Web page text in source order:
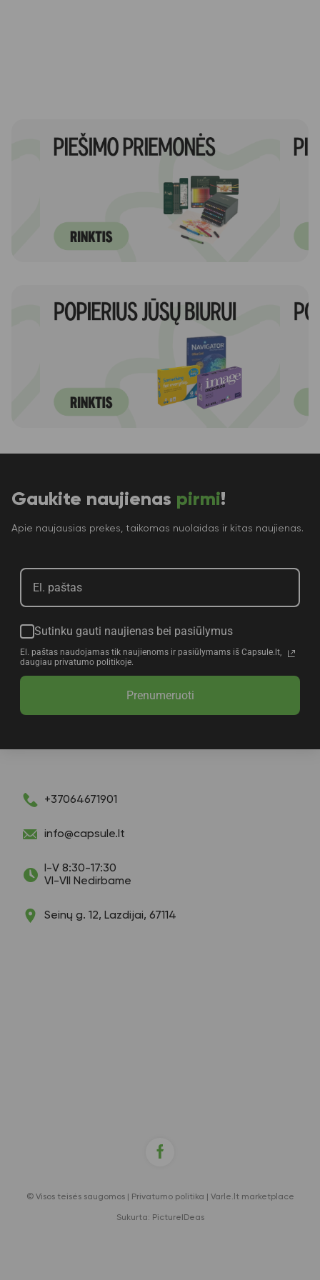
Gaukite naujienas pirmi!
Apie naujausias prekes, taikomas nuolaidas ir kitas naujienas.
Sutinku gauti naujienas bei pasiūlymus
El. paštas naudojamas tik naujienoms ir pasiūlymams iš Capsule.lt,
daugiau privatumo politikoje.
Prenumeruoti
+37064671901
info@capsule.lt
I-V 8:30-17:30
VI-VII Nedirbame
Seinų g. 12, Lazdijai, 67114
© Visos teisės saugomos | Privatumo politika Varle.lt marketplace
Sukurta: PictureIDeas